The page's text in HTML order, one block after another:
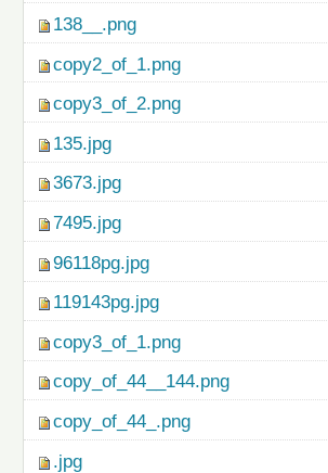
138__.png
copy2_of_1.png
copy3_of_2.png
135.jpg
3673.jpg
7495.jpg
96118pg.jpg
119143pg.jpg
copy3_of_1.png
copy_of_44__144.png
copy_of_44_.png
.jpg